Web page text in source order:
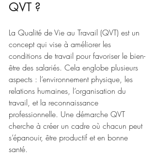
QVT ?
La Qualité de Vie au Travail (QVT) est un
concept qui vise à améliorer les
conditions de travail pour favoriser le bien-
être des salariés. Cela englobe plusieurs
aspects : l’environnement physique, les
relations humaines, l’organisation du
travail, et la reconnaissance
professionnelle. Une démarche QVT
cherche à créer un cadre où chacun peut
s’épanouir, être productif et en bonne
santé.